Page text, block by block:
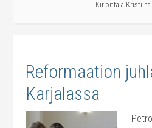
Kirjoittaja Kristiina
Reformaation
Karjalassa